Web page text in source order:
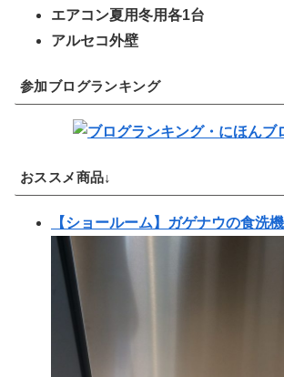
エアコン夏用冬用各1台
アルセコ外壁
参加ブログランキング
おススメ商品↓
【ショールーム】ガゲナウの食洗